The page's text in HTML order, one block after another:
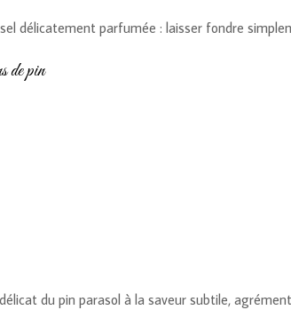
délicatement parfumée : laisser fondre
de pin
du pin parasol à la saveur subtile,